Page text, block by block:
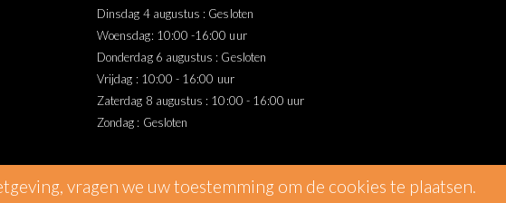
vragen we uw toestemming om de cookies te plaatsen.
Dinsdag 4 augustus : Gesloten
Woensdag: 10:00 -16:00 uur
Donderdag 6 augustus : Gesloten
Vrijdag : 10:00 - 16:00 uur
Zaterdag 8 augustus : 10:00 - 16:00 uur
Zondag : Gesloten